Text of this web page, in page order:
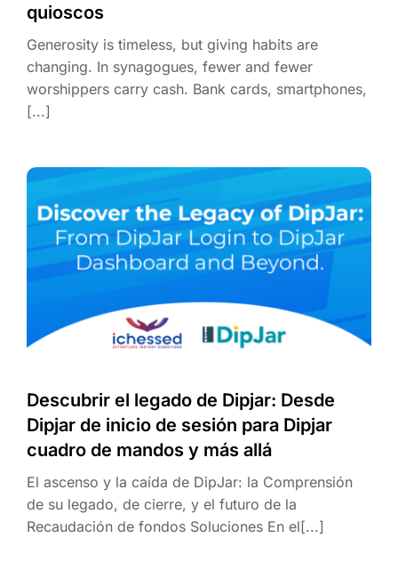
quioscos
Generosity is timeless, but giving habits are
changing. In synagogues, fewer and fewer
worshippers carry cash. Bank cards, smartphones,
[...]
Descubrir el legado de Dipjar: Desde
Dipjar de inicio de sesión para Dipjar
cuadro de mandos y más allá
El ascenso y la caída de DipJar: la Comprensión
de su legado, de cierre, y el futuro de la
Recaudación de fondos Soluciones En el[...]